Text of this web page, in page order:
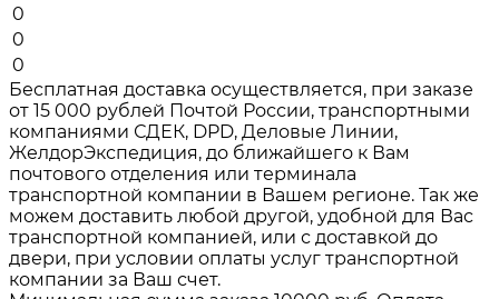
0
0
0
Бесплатная доставка осуществляется, при заказе
от 15 000 рублей Почтой России, транспортными
компаниями СДЕК, DPD, Деловые Линии,
ЖелдорЭкспедиция, до ближайшего к Вам
почтового отделения или терминала
транспортной компании в Вашем регионе. Так же
можем доставить любой другой, удобной для Вас
транспортной компанией, или с доставкой до
двери, при условии оплаты услуг транспортной
компании за Ваш счет.